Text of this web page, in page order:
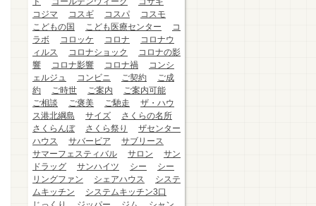
コジマ
コスギ コスパ
コスモ
こどもの国
こども医療センター
コ
ラボ
コロッケ コロナ
コロナウ
ィルス
コロナショック
コロナの影
響
コロナ影響 コロナ禍
コンシ
ェルジュ
コンビニ ご契約
ご成
約
ご時世 ご案内
ご案内可能
ご相談
ご褒美 ご馳走
ザ・ハウ
ス港北綱島
サイズ
さくらの名所
さくらんぼ
さくら祭り
ザセンター
ハウス
サバービア
サブリース
サマーフェスティバル
サロン
サン
ドラッグ
サンハイツ シー
シー
リングファン
シェアハウス
システ
ムキッチン
システムキッチン3口